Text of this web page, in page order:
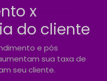
x
do cliente
e pós
sua taxa de
seu cliente.